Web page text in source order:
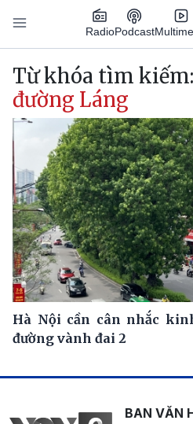
Nhảy đến nội dung
RadioPodcast
Main navigation
Từ khóa tìm kiếm:
đường Láng
Hà Nội cần cân nhắc
đường vành đai 2
BAN VĂN